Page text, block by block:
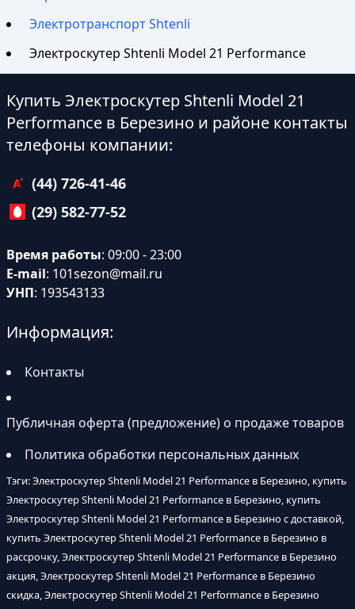
Электротранспорт Shtenli
Электроскутер Shtenli Model 21 Performance
Купить Электроскутер Shtenli Model 21
Performance в Березино и районе контакты
телефоны компании:
(44) 726-41-46
(29) 582-77-52
Время работы: 09:00 - 23:00
E-mail: 101sezon@mail.ru
УНП: 193543133
Информация:
Контакты
Публичная оферта (предложение) о продаже товаров
Политика обработки персональных данных
Тэги: Электроскутер Shtenli Model 21 Performance в Березино, купить
Электроскутер Shtenli Model 21 Performance в Березино, купить
Электроскутер Shtenli Model 21 Performance в Березино с доставкой,
купить Электроскутер Shtenli Model 21 Performance в Березино в
рассрочку, Электроскутер Shtenli Model 21 Performance в Березино
акция, Электроскутер Shtenli Model 21 Performance в Березино
скидка, Электроскутер Shtenli Model 21 Performance в Березино